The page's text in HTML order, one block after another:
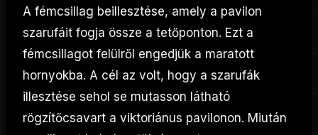
A fémcsillag beillesztése, amely a pavilon
szarufáit fogja össze a tetőponton. Ezt a
fémcsillagot felülről engedjük a maratott
hornyokba. A cél az volt, hogy a szarufák
illesztése sehol se mutasson látható
rögzítőcsavart a viktoriánus pavilonon. Miután